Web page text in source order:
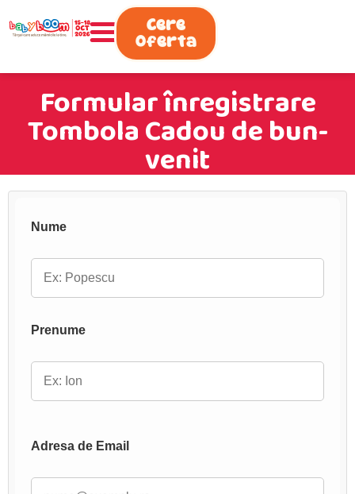
0730.808.038 Cere
Oferta
Formular înregistrare
Tombola Cadou de bun-
venit
Nume
Prenume
Adresa de Email